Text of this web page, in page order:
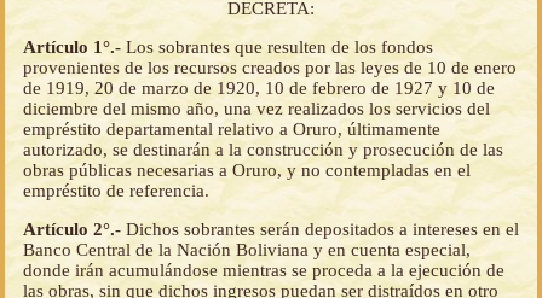
DECRETA:
Artículo 1°.- Los sobrantes que resulten de los fondos
provenientes de los recursos creados por las leyes de 10 de enero
de 1919, 20 de marzo de 1920, 10 de febrero de 1927 y 10 de
diciembre del mismo año, una vez realizados los servicios del
empréstito departamental relativo a Oruro, últimamente
autorizado, se destinarán a la construcción y prosecución de las
obras públicas necesarias a Oruro, y no contempladas en el
empréstito de referencia.
Artículo 2°.- Dichos sobrantes serán depositados a intereses en el
Banco Central de la Nación Boliviana y en cuenta especial,
donde irán acumulándose mientras se proceda a la ejecución de
las obras, sin que dichos ingresos puedan ser distraídos en otro